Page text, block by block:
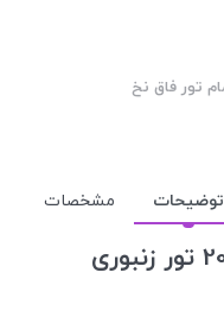
توضیحات مشخصات